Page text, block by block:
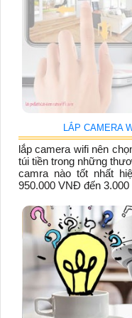
LẮP CAMERA
lắp camera wifi nên
túi tiền trong những
camra nào tốt nhất
950.000 VNĐ đến 3.000